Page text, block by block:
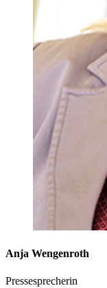
Anja Wengenroth
Pressesprecherin